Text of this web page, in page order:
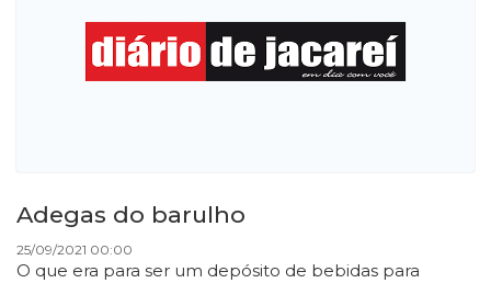
Adegas do barulho
25/09/2021 00:00
O que era para ser um depósito de bebidas para